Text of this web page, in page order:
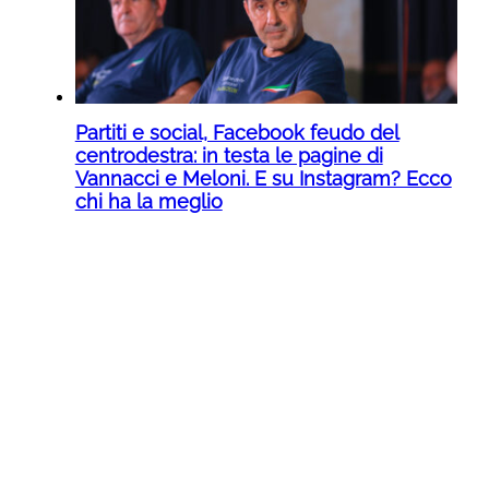
Partiti e social, Facebook feudo del
centrodestra: in testa le pagine di
Vannacci e Meloni. E su Instagram? Ecco
chi ha la meglio